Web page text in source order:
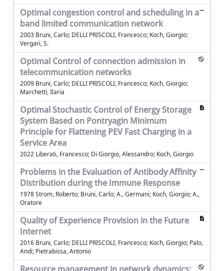
Optimal congestion control and scheduling in a
band limited communication network
2003 Bruni, Carlo; DELLI PRISCOLI, Francesco; Koch, Giorgio;
Vergari, S.
Optimal Control of connection admission in
telecommunication networks
2009 Bruni, Carlo; DELLI PRISCOLI, Francesco; Koch, Giorgio;
Marchetti, Ilaria
Optimal Stochastic Control of Energy Storage
System Based on Pontryagin Minimum
Principle for Flattening PEV Fast Charging in a
Service Area
2022 Liberati, Francesco; Di Giorgio, Alessandro; Koch, Giorgio
Problems in the Evaluation of Antibody Affinity
Distribution during the Immune Response
1978 Strom, Roberto; Bruni, Carlo; A., Germani; Koch, Giorgio; A.,
Oratore
Quality of Experience Provision in the Future
Internet
2016 Bruni, Carlo; DELLI PRISCOLI, Francesco; Koch, Giorgio; Palo,
Andi; Pietrabissa, Antonio